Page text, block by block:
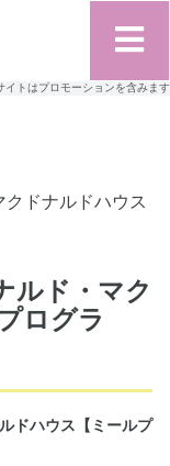
イトはプロモーションを含みます
ドナルドハウス
ルド・マク
ログラ
ドハウス【ミールプ